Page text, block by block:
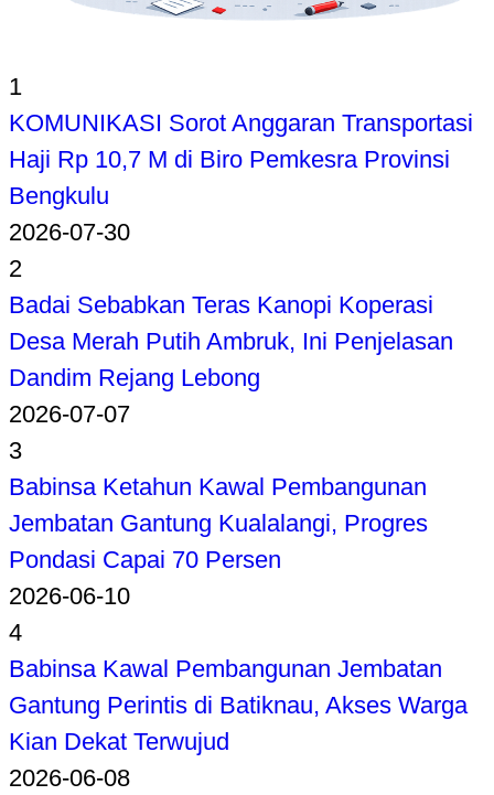
1
KOMUNIKASI Sorot Anggaran Transportasi
Haji Rp 10,7 M di Biro Pemkesra Provinsi
Bengkulu
2026-07-30
2
Badai Sebabkan Teras Kanopi Koperasi
Desa Merah Putih Ambruk, Ini Penjelasan
Dandim Rejang Lebong
2026-07-07
3
Babinsa Ketahun Kawal Pembangunan
Jembatan Gantung Kualalangi, Progres
Pondasi Capai 70 Persen
2026-06-10
4
Babinsa Kawal Pembangunan Jembatan
Gantung Perintis di Batiknau, Akses Warga
Kian Dekat Terwujud
2026-06-08